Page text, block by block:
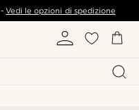
-Vedi le opzioni di spedizione